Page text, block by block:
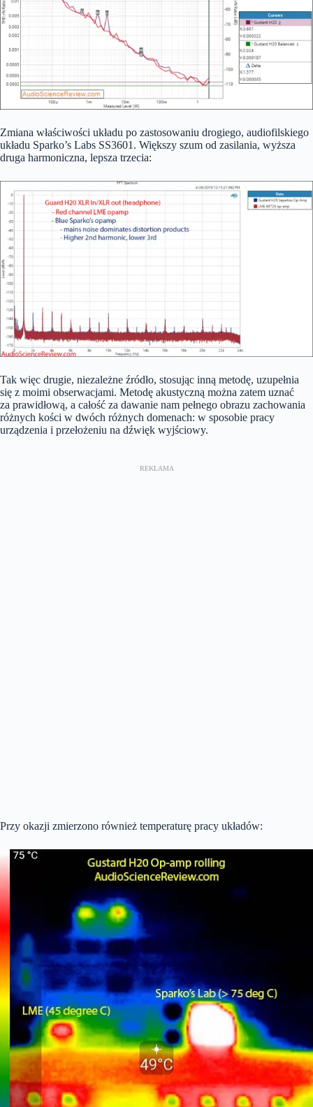
Zmiana właściwości układu po zastosowaniu drogiego, audiofilskiego
układu Sparko’s Labs SS3601. Większy szum od zasilania, wyższa
druga harmoniczna, lepsza trzecia:
Tak więc drugie, niezależne źródło, stosując inną metodę, uzupełnia
się z moimi obserwacjami. Metodę akustyczną można zatem uznać
za prawidłową, a całość za dawanie nam pełnego obrazu zachowania
różnych kości w dwóch różnych domenach: w sposobie pracy
urządzenia i przełożeniu na dźwięk wyjściowy.
Przy okazji zmierzono również temperaturę pracy układów: